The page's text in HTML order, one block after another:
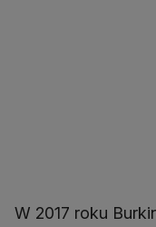
W 2017 roku